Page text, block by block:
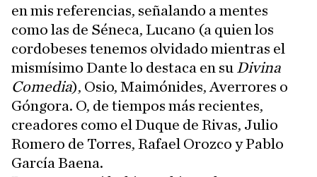
en mis referencias, señalando a mentes
como las de Séneca, Lucano (a quien los
cordobeses tenemos olvidado mientras el
mismísimo Dante lo destaca en su Divina
Comedia), Osio, Maimónides, Averrores o
Góngora. O, de tiempos más recientes,
creadores como el Duque de Rivas, Julio
Romero de Torres, Rafael Orozco y Pablo
García Baena.